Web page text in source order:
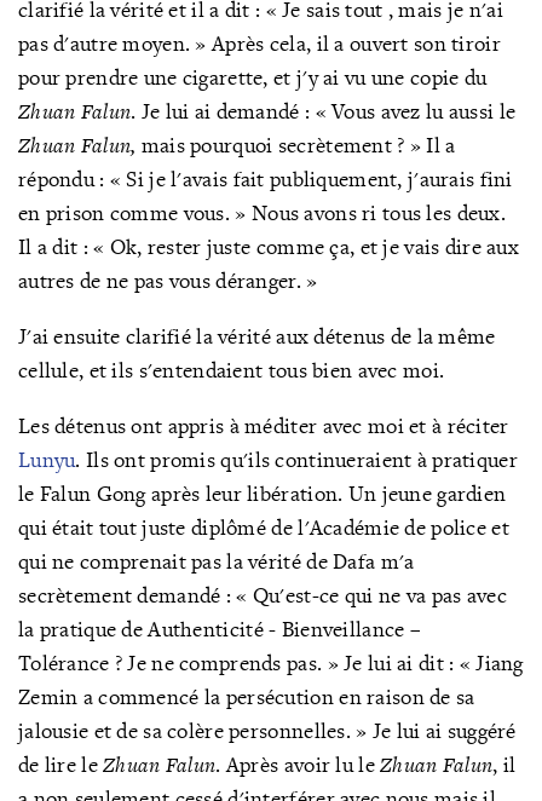
clarifié la vérité et il a dit : « Je sais tout , mais je n'ai
pas d'autre moyen. » Après cela, il a ouvert son tiroir
pour prendre une cigarette, et j'y ai vu une copie du
Zhuan Falun. Je lui ai demandé : « Vous avez lu aussi le
Zhuan Falun, mais pourquoi secrètement ? » Il a
répondu: « Si je l'avais fait publiquement, j'aurais fini
en prison comme vous. » Nous avons ri tous les deux.
Il a dit : « Ok, rester juste comme ça, et je vais dire aux
autres de ne pas vous déranger. »
J'ai ensuite clarifié la vérité aux détenus de la même
cellule, et ils s'entendaient tous bien avec moi.
Les détenus ont appris à méditer avec moi et à réciter
Lunyu. Ils ont promis qu'ils continueraient à pratiquer
le Falun Gong après leur libération. Un jeune gardien
qui était tout juste diplômé de l'Académie de police et
qui ne comprenait pas la vérité de Dafa m'a
secrètement demandé : « Qu'est-ce qui ne va pas avec
la pratique deAuthenticité - Bienveillance –
Tolérance ? Je ne comprends pas. » Je lui ai dit : « Jiang
Zemin a commencé la persécution en raison de sa
jalousie et de sa colère personnelles. » Je lui ai suggéré
de lire leZhuan Falun. Après avoir lu leZhuan Falun, il